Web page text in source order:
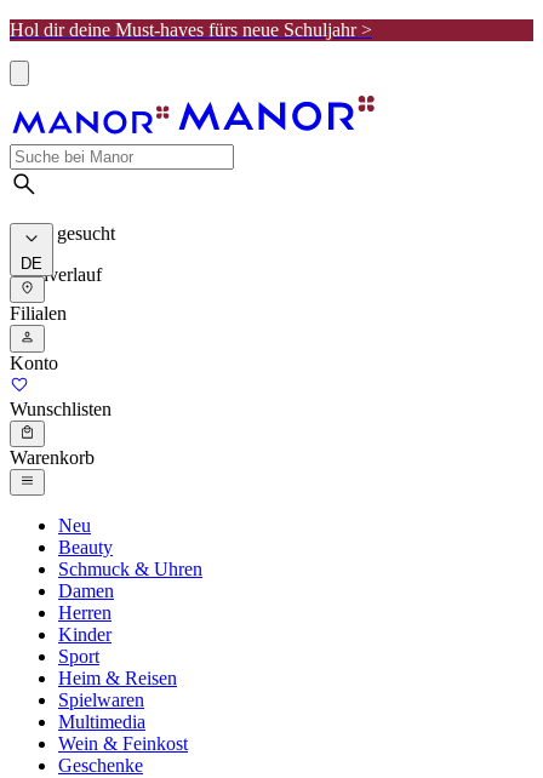
Hol dir deine Must-haves fürs neue Schuljahr >
Meist gesucht
Suchverlauf
DE
Filialen
Konto
Wunschlisten
Warenkorb
Neu
Beauty
Schmuck & Uhren
Damen
Herren
Kinder
Sport
Heim & Reisen
Spielwaren
Multimedia
Wein & Feinkost
Geschenke